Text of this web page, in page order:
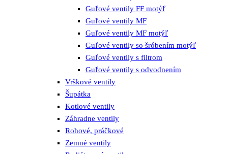
Guľové ventily FF motýľ
Guľové ventily MF
Guľové ventily MF motýľ
Guľové ventily so šróbením motýľ
Guľové ventily s filtrom
Guľové ventily s odvodnením
Vrškové ventily
Šupátka
Kotlové ventily
Záhradne ventily
Rohové, práčkové
Zemné ventily